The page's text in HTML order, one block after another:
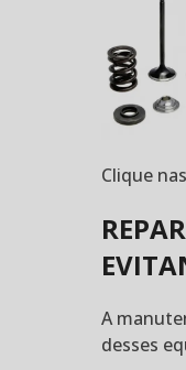
Clique
A
desses